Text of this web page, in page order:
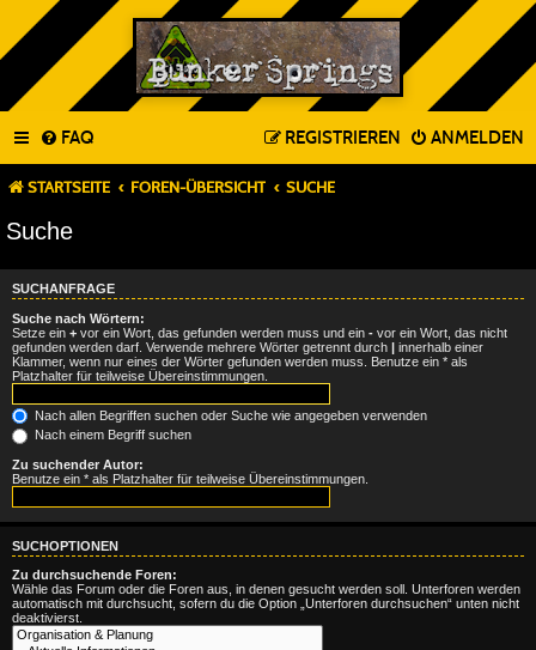
FAQ ANMELDEN
REGISTRIEREN
STARTSEITE FOREN-ÜBERSICHT SUCHE
Suche
SUCHANFRAGE
Suche nach Wörtern:
Setze ein + vor ein Wort, das gefunden werden muss und ein - vor ein Wort, das nicht
gefunden werden darf. Verwende mehrere Wörter getrennt durch | innerhalb einer
Klammer, wenn nur eines der Wörter gefunden werden muss. Benutze ein * als
Platzhalter für teilweise Übereinstimmungen.
Nach allen Begriffen suchen oder Suche wie angegeben verwenden
Nach einem Begriff suchen
Zu suchender Autor:
Benutze ein * als Platzhalter für teilweise Übereinstimmungen.
SUCHOPTIONEN
Zu durchsuchende Foren:
Wähle das Forum oder die Foren aus, in denen gesucht werden soll. Unterforen werden
automatisch mit durchsucht, sofern du die Option „Unterforen durchsuchen“ unten nicht
deaktivierst.